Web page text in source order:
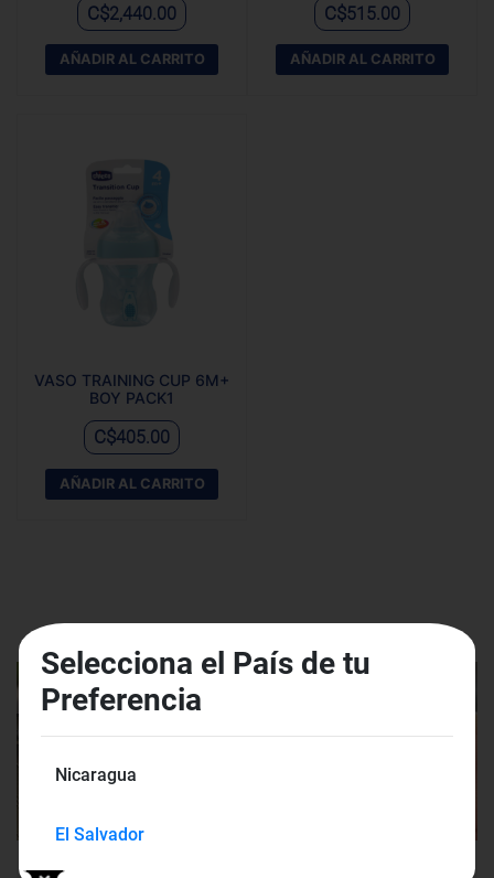
C$2,440.00
AÑADIR AL CARRITO
C$515.00
AÑADIR AL CARRITO
VASO TRAINING CUP 6M+
BOY PACK1
C$405.00
AÑADIR AL CARRITO
Selecciona el País de tu
Preferencia
Nicaragua
El Salvador